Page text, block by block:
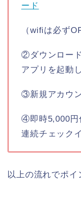
ード
（wifiは必ず
②ダウンロー
アプリを起動
③新規アカウ
④即時5,000円
連続チェック
以上の流れでポ